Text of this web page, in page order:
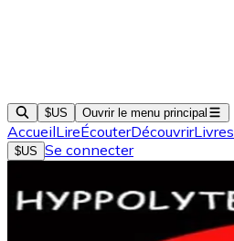
$US Ouvrir le menu principal
AccueilLireÉcouterDécouvrirLivres
$US Se connecter